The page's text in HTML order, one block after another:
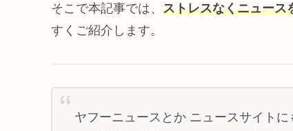
そこで本記事では、 ストレスなくニュース
すくご紹介します。
ヤフーニュースとか ニュースサイト